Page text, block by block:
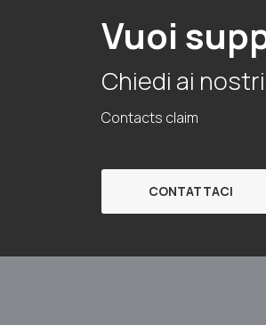
Vuoi
Chiedi ai
Contacts claim
CONTATTACI